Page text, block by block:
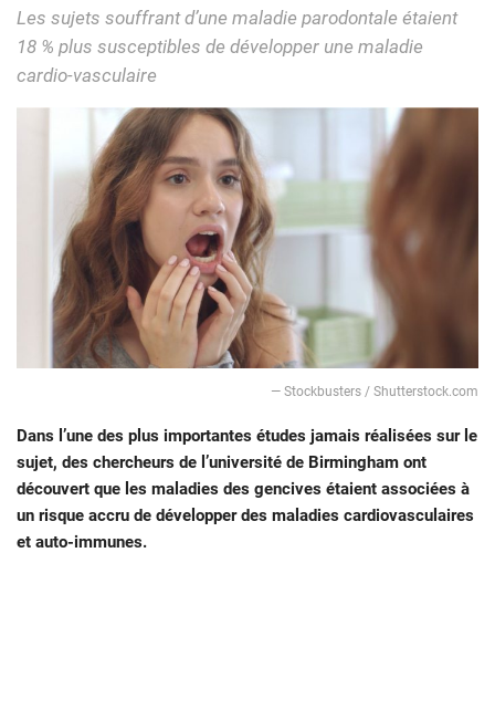
Les sujets souffrant d’une maladie parodontale étaient
18 % plus susceptibles de développer une maladie
cardio-vasculaire
— Stockbusters / Shutterstock.com
Dans l’une des plus importantes études jamais réalisées sur le
sujet, des chercheurs de l’université de Birmingham ont
découvert que les maladies des gencives étaient associées à
un risque accru de développer des maladies cardiovasculaires
et auto-immunes.